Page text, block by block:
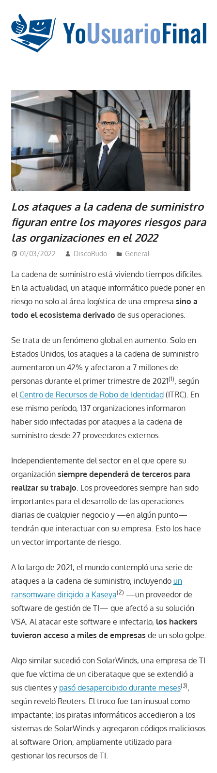
contenido
no
tiene
que
en
chino
Los ataques a la cadena de suministro
figuran entre los mayores riesgos para
las organizaciones en el 2022
01/03/2022 DiscoRudo General
La cadena de suministro está viviendo tiempos difíciles.
En la actualidad, un ataque informático puede poner en
riesgo no solo al área logística de una empresa sino a
todo el ecosistema derivado de sus operaciones.
Se trata de un fenómeno global en aumento. Solo en
Estados Unidos, los ataques a la cadena de suministro
aumentaron un 42% y afectaron a 7 millones de
personas durante el primer trimestre de 2021(1), según
el Centro de Recursos de Robo de Identidad(ITRC). En
ese mismo período, 137 organizaciones informaron
haber sido infectadas por ataques a la cadena de
suministro desde 27 proveedores externos.
Independientemente del sector en el que opere su
organización siempre dependerá de terceros para
realizar su trabajo. Los proveedores siempre han sido
importantes para el desarrollo de las operaciones
diarias de cualquier negocio y —en algún punto—
tendrán que interactuar con su empresa. Esto los hace
un vector importante de riesgo.
A lo largo de 2021, el mundo contempló una serie de
ataques a la cadena de suministro, incluyendo un
ransomware dirigido a Kaseya(2) —un proveedor de
software de gestión de TI— que afectó a su solución
VSA. Al atacar este software e infectarlo, los hackers
tuvieron acceso a miles de empresas de un solo golpe.
Algo similar sucedió con SolarWinds, una empresa de TI
que fue víctima de un ciberataque que se extendió a
sus clientes y pasó desapercibido durante meses(3),
según reveló Reuters. El truco fue tan inusual como
impactante; los piratas informáticos accedieron a los
sistemas de SolarWinds y agregaron códigos maliciosos
al software Orion, ampliamente utilizado para
gestionar los recursos de TI.